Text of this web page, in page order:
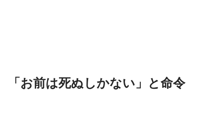
「お前は死ぬしかない」と命令